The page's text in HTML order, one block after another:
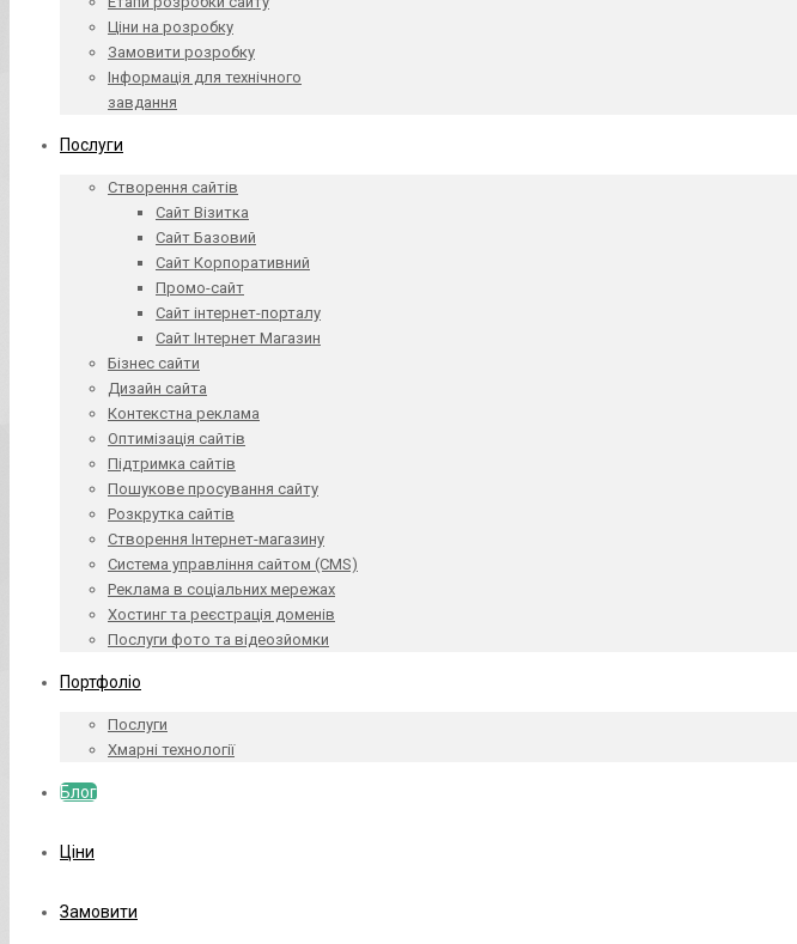
Ціни на розробку
Замовити розробку
Інформація для технічного
завдання
Послуги
Створення сайтів
Сайт Візитка
Сайт Базовий
Сайт Корпоративний
Промо-сайт
Сайт інтернет-порталу
Сайт Інтернет Магазин
Бізнес сайти
Дизайн сайта
Контекстна реклама
Оптимізація сайтів
Підтримка сайтів
Пошукове просування сайту
Розкрутка сайтів
Створення Інтернет-магазину
Система управління сайтом (CMS)
Реклама в соціальних мережах
Хостинг та реєстрація доменів
Послуги фото та відеозйомки
Портфоліо
Послуги
Хмарні технології
Блог
Ціни
Замовити